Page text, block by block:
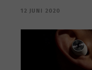
12 JUNI 2020